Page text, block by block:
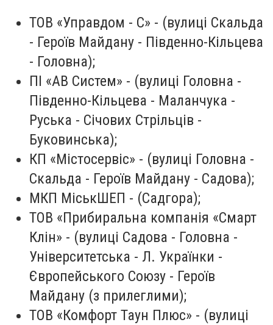
ТОВ «Управдом - С» - (вулиці Скальда
- Героїв Майдану - Південно-Кільцева
- Головна);
ПІ «АВ Систем» - (вулиці Головна -
Південно-Кільцева - Маланчука -
Руська - Січових Стрільців -
Буковинська);
КП «Містосервіс» - (вулиці Головна -
Скальда - Героїв Майдану - Садова);
МКП МіськШЕП - (Садгора);
ТОВ «Прибиральна компанія «Смарт
Клін» - (вулиці Садова - Головна -
Університетська - Л. Українки -
Європейського Союзу - Героїв
Майдану (з прилеглими);
ТОВ «Комфорт Таун Плюс» - (вулиці